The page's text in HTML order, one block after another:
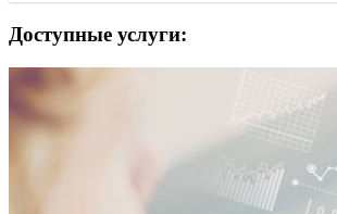
Доступные услуги: